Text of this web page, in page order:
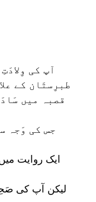
طبرِستَان کے
قصبہ میں
جس کی وَجہ
ایک روایت
لیکن آپ کی